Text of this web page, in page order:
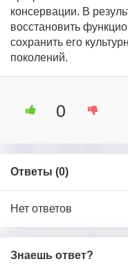
консервации. В
восстановить
сохранить его
поколений.
0
Ответы (0)
Нет ответов
Знаешь ответ?